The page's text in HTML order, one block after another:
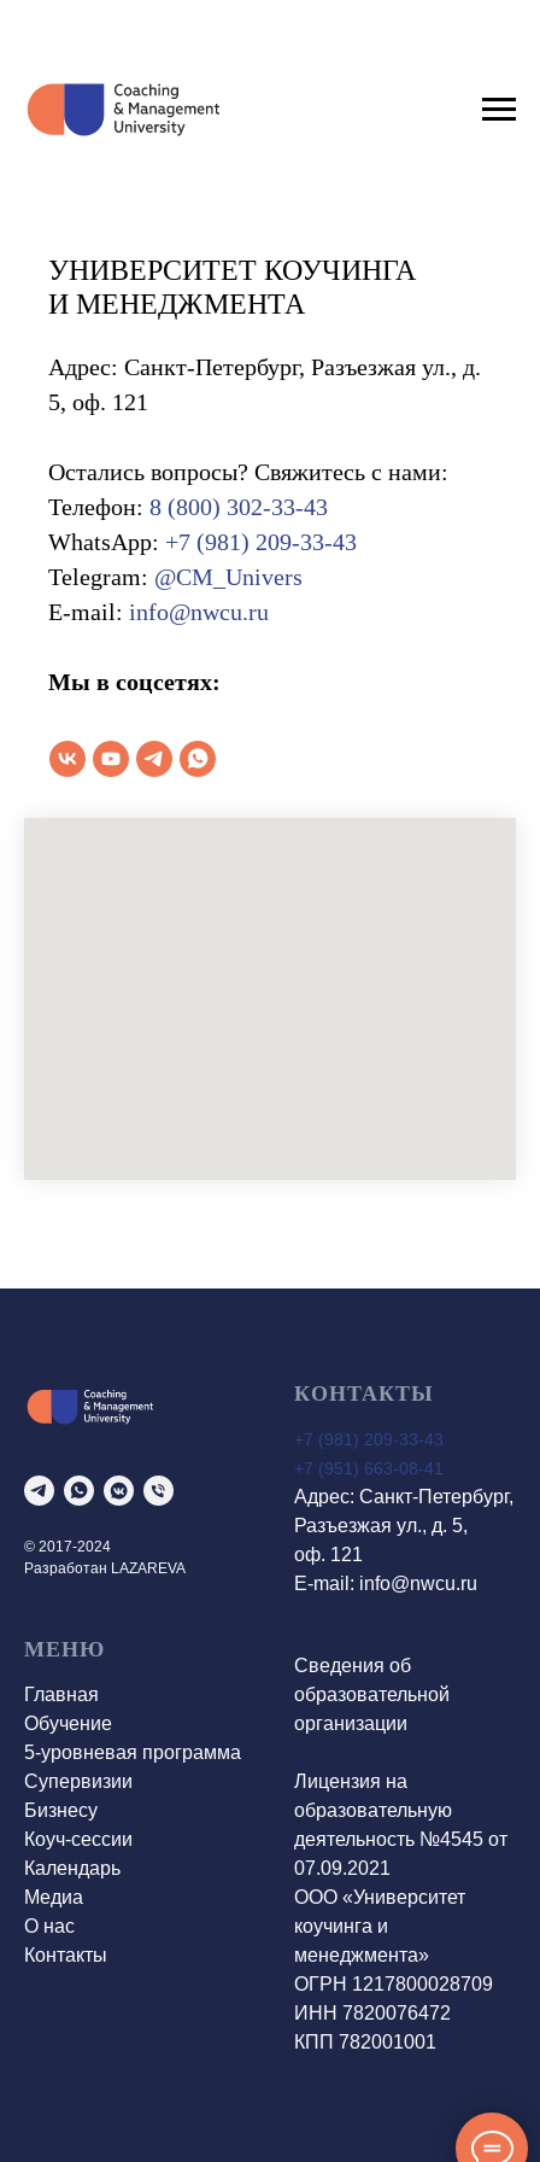
УНИВЕРСИТЕТ КОУЧИНГА
И МЕНЕДЖМЕНТА
Адрес: Санкт-Петербург, Разъезжая ул., д.
5, оф. 121
Остались вопросы? Свяжитесь с нами:
Телефон: 8 (800) 302-33-43
WhatsApp: +7 (981) 209-33-43
Telegram: @CM_Univers
E-mail: info@nwcu.ru
Мы в соцсетях:
© 2017-2024
Разработан LAZAREVA
КОНТАКТЫ
+7 (981) 209-33-43
+7 (951) 663-08-41
Адрес: Санкт-Петербург,
Разъезжая ул., д. 5,
оф. 121
E-mail: info@nwcu.ru
МЕНЮ
Главная
Обучение
5-уровневая программа
Супервизии
Бизнесу
Коуч-сессии
Календарь
Медиа
О нас
Контакты
Сведения об
образовательной
организации
Лицензия на
образовательную
деятельность №4545 от
07.09.2021
ООО «Университет
коучинга и
менеджмента»
ОГРН 1217800028709
ИНН 7820076472
КПП 782001001